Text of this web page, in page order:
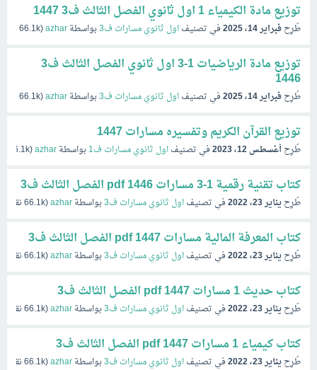
توزيع مادة الكيمياء 1 اول ثانوي الفصل الثالث ف3 1447
طُرِحفبراير 14، 2025 في تصنيفاول ثانوي مسارات ف3 بواسطةazhar
(
66.1k
توزيع مادة الرياضيات 1-3 اول ثانوي الفصل الثالث ف3
1446
طُرِحفبراير 14، 2025 في تصنيفاول ثانوي مسارات ف3 بواسطةazhar
(
66.1k
توزيع القرآن الكريم وتفسيره مسارات 1447
طُرِحأغسطس 12، 2023 في تصنيفاول ثانوي مسارات ف1 بواسطةazhar
(
66.1k
كتاب تقنية رقمية 1-3 مسارات pdf 1446 الفصل الثالث ف3
طُرِحيناير 23، 2022 في تصنيفاول ثانوي مسارات ف3 بواسطةazhar
(
66.1kنقاط)
كتاب المعرفة المالية مسارات pdf 1447 الفصل الثالث ف3
طُرِحيناير 23، 2022 في تصنيفاول ثانوي مسارات ف3 بواسطةazhar
(
66.1kنقاط)
كتاب حديث 1 مسارات pdf 1447 الفصل الثالث ف3
طُرِحيناير 23، 2022 في تصنيفاول ثانوي مسارات ف3 بواسطةazhar
(
66.1kنقاط)
كتاب كيمياء 1 مسارات pdf 1447 الفصل الثالث ف3
طُرِحيناير 23، 2022 في تصنيفاول ثانوي مسارات ف3 بواسطةazhar
(
66.1kنقاط)